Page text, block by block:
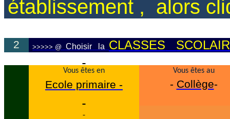
établissement , alors
2 >>>>> @ Choisir la CLASSES
Vous êtes en Vous êtes au
Ecole primaire - - Collège-